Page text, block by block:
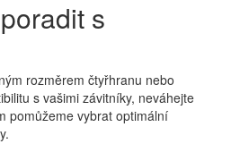
s
rozměrem čtyřhranu nebo
s vašimi závitníky, neváhejte
pomůžeme vybrat optimální